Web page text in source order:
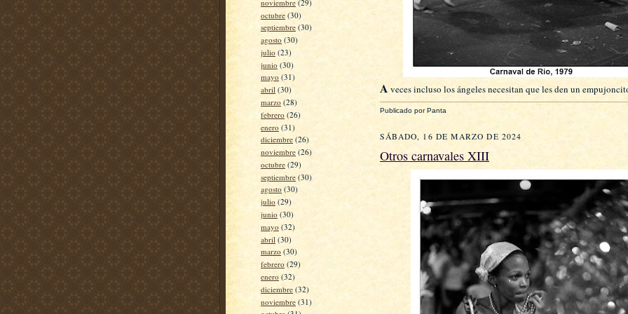
noviembre (29)
octubre (30)
septiembre (30)
agosto (30)
julio (23)
junio (30)
mayo (31)
abril (30)
marzo (28)
febrero (26)
enero (31)
diciembre (26)
noviembre (26)
octubre (29)
septiembre (30)
agosto (30)
julio (29)
junio (30)
mayo (32)
abril (30)
marzo (30)
febrero (29)
enero (32)
diciembre (32)
noviembre (31)
A veces incluso los ángeles necesitan que les den un
Publicado porPanta
SÁBADO, 16 DE MARZO DE 2024
Otros carnavales XIII